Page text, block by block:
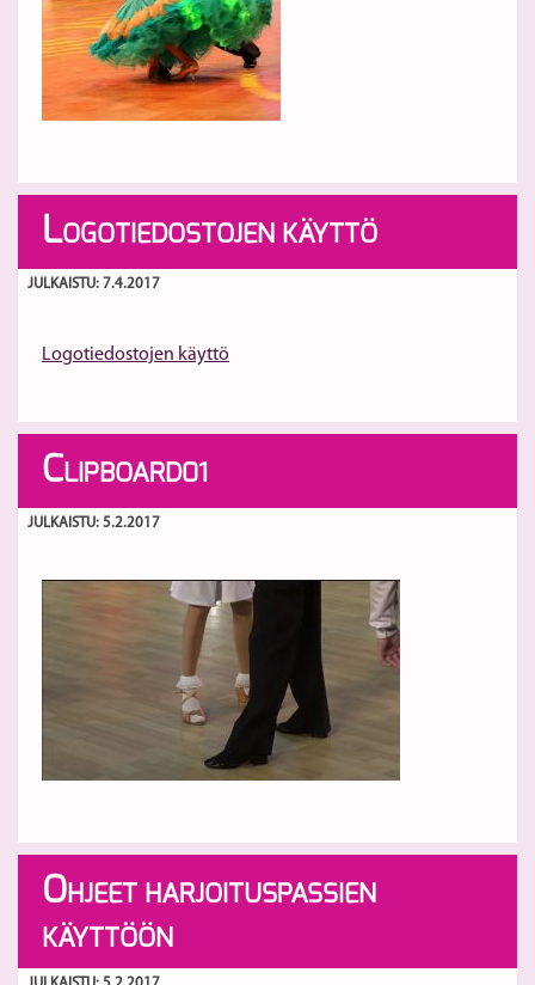
LOGOTIEDOSTOJEN KÄYTTÖ
JULKAISTU: 7.4.2017
Logotiedostojen käyttö
CLIPBOARD01
JULKAISTU: 5.2.2017
OHJEET HARJOITUSPASSIEN
KÄYTTÖÖN